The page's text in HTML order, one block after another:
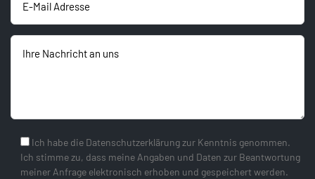
Ich habe die Datenschutzerklärung zur Kenntnis genommen.
Ich stimme zu, dass meine Angaben und Daten zur Beantwortung
meiner Anfrage elektronisch erhoben und gespeichert werden.